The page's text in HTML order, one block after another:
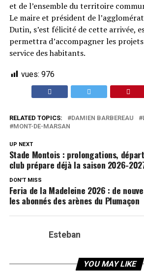
et de l’ensemble du territoire
Le maire et président de
Dutin, s’est félicité de cette arrivée,
permettra d’accompagner les projets
service des habitants.
vues: 976
RELATED TOPICS: DAMIEN BARBEREAU
MONT-DE-MARSAN
UP NEXT
Stade Montois : prolongations,
club prépare déjà la saison 2026-
DON'T MISS
Feria de la Madeleine 2026 : de
les abonnés des arènes du Plumaçon
Esteban
YOU MAY LIKE